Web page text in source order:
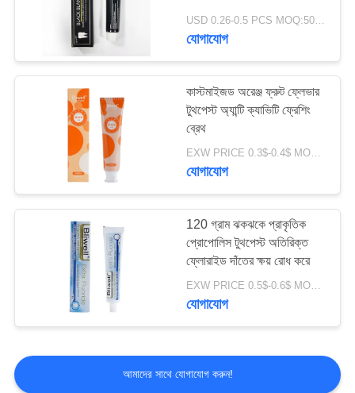
USD 0.26-0.5 PCS MOQ:500pcs-30000pcs
যোগাযোগ
কাস্টমাইজড অরেঞ্জ ফ্রুট ফ্লেভার
টুথপেস্ট অ্যান্টি ক্যাভিটি ফ্রেশিং
ব্রেথ
EXW PRICE 0.3$-0.4$ MOQ:500pcs-30000pcs
যোগাযোগ
120 গ্রাম ঝকঝকে প্রাকৃতিক
প্রোপোলিস টুথপেস্ট অতিরিক্ত
ফ্লোরাইড দাঁতের ক্ষয় রোধ করে
EXW PRICE 0.5$-0.6$ MOQ:500pcs-30000pcs
যোগাযোগ
আমাদের সাথে যোগাযোগ করুন!